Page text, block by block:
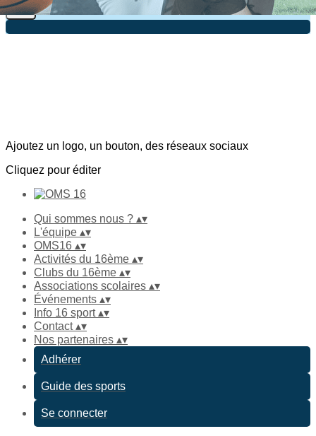
OK
Ajoutez un logo, un bouton, des réseaux sociaux
Cliquez pour éditer
Qui sommes nous ? ▴▾
L'équipe ▴▾
OMS16 ▴▾
Activités du 16ème ▴▾
Clubs du 16ème ▴▾
Associations scolaires ▴▾
Événements ▴▾
Info 16 sport▴▾
Contact▴▾
Nos partenaires ▴▾
Adhérer
Guide des sports
Se connecter